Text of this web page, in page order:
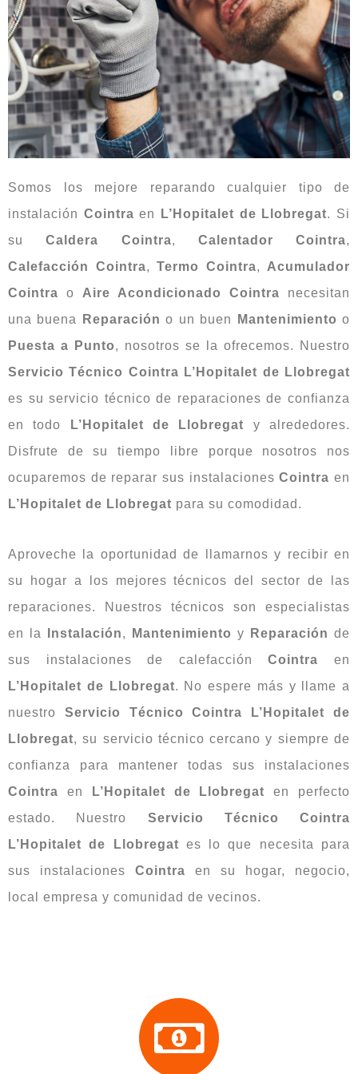
Somos los mejore reparando cualquier tipo de
instalación Cointra en L’Hopitalet de Llobregat. Si
suCaldera Cointra, Calentador Cointra,
Calefacción Cointra, Termo Cointra, Acumulador
Cointra o Aire Acondicionado Cointra necesitan
una buena
Reparación o un buen Mantenimiento o
Puesta a Punto, nosotros se la ofrecemos. Nuestro
Servicio Técnico Cointra L’Hopitalet de Llobregat
es su servicio técnico de reparaciones de confianza
en todo
L’Hopitalet de Llobregat y alrededores.
Disfrute de su tiempo libre porque nosotros nos
ocuparemos de reparar sus instalacionesCointra en
L’Hopitalet de Llobregat para su comodidad.
Aproveche la oportunidad de llamarnos y recibir en
su hogar a los mejores técnicos del sector de las
reparaciones. Nuestros técnicos son especialistas
en la
Instalación, Mantenimiento y Reparación de
sus instalaciones de calefacciónCointra en
L’Hopitalet de Llobregat. No espere más y llame a
nuestro Servicio Técnico Cointra L’Hopitalet de
Llobregat, su servicio técnico cercano y siempre de
confianza para mantener todas sus instalaciones
Cointra en L’Hopitalet de Llobregat en perfecto
estado. Nuestro Servicio Técnico Cointra
L’Hopitalet de Llobregat es lo que necesita para
sus instalaciones Cointra en su hogar, negocio,
local empresa y comunidad de vecinos.